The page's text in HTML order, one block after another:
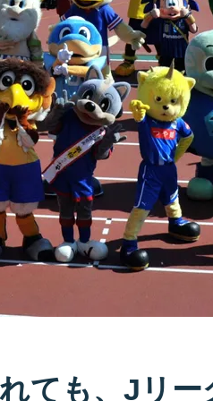
ても、Jリー